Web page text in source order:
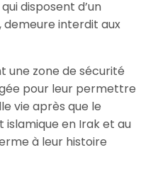
disposent d’un
interdit aux
une zone de sécurité
pour leur permettre
vie après que le
islamique en Irak et au
à leur histoire